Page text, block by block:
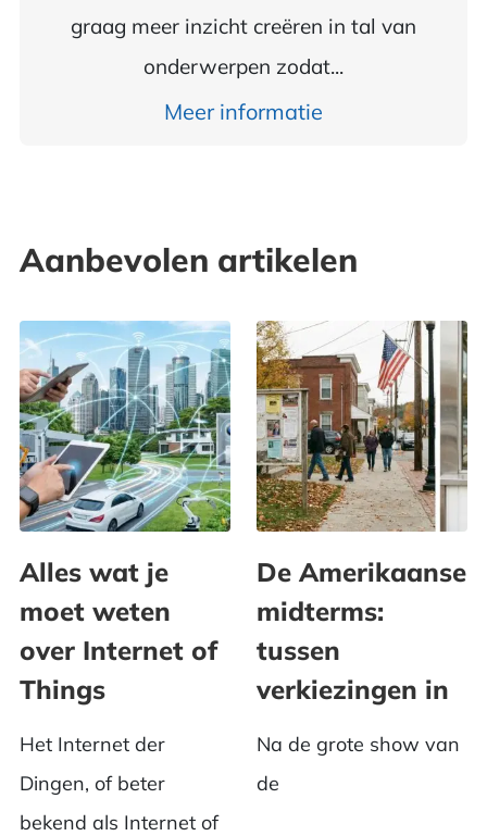
graag meer inzicht creëren in tal van
onderwerpen zodat...
Meer informatie
Aanbevolen artikelen
Alles wat je
moet weten
over Internet of
Things
Het Internet der
Dingen, of beter
bekend als Internet of
De Amerikaanse
midterms:
tussen
verkiezingen in
Na de grote show van
de